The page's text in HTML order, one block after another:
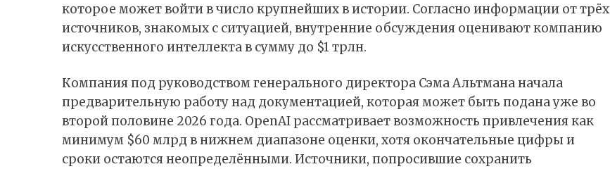
которое может войти в число крупнейших в истории. Согласно информации от трёх
источников, знакомых с ситуацией, внутренние обсуждения оценивают компанию
искусственного интеллекта в сумму до $1 трлн.
Компания под руководством генерального директора Сэма Альтмана начала
предварительную работу над документацией, которая может быть подана уже во
второй половине 2026 года. OpenAI рассматривает возможность привлечения как
минимум $60 млрд в нижнем диапазоне оценки, хотя окончательные цифры и
сроки остаются неопределёнными. Источники, попросившие сохранить